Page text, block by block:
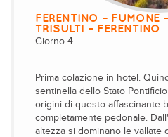
FERENTINO – FUMONE
TRISULTI – FERENTINO
Giorno 4
Prima colazione in hotel.
sentinella dello Stato
origini di questo affascinante
completamente pedonale.
altezza si dominano le vallate